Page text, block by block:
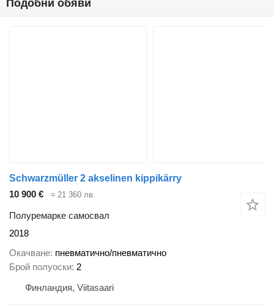
Подобни обяви
Schwarzmüller 2 akselinen kippikärry
10 900 €
≈ 21 360 лв.
Полуремарке самосвал
2018
Окачване пневматично/пневматично
Брой полуоски 2
Финландия, Viitasaari